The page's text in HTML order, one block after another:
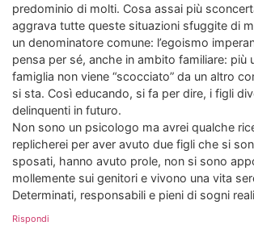
predominio di molti. Cosa assai più
aggrava tutte queste situazioni sfuggite di
un denominatore comune: l’egoismo
pensa per sé, anche in ambito familiare: più
famiglia non viene “scocciato” da un altro
si sta. Così educando, si fa per dire, i figli
delinquenti in futuro.
Non sono un psicologo ma avrei qualche
replicherei per aver avuto due figli che si
sposati, hanno avuto prole, non si sono
mollemente sui genitori e vivono una vita
Determinati, responsabili e pieni di sogni
Rispondi